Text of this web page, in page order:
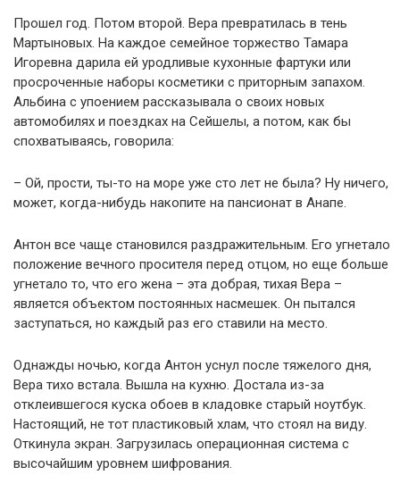
Прошел год. Потом второй. Вера превратилась в тень
Мартыновых. На каждое семейное торжество Тамара
Игоревна дарила ей уродливые кухонные фартуки или
просроченные наборы косметики с приторным запахом.
Альбина с упоением рассказывала о своих новых
автомобилях и поездках на Сейшелы, а потом, как бы
спохватываясь, говорила:
– Ой, прости, ты-то на море уже сто лет не была? Ну ничего,
может, когда-нибудь накопите на пансионат в Анапе.
Антон все чаще становился раздражительным. Его угнетало
положение вечного просителя перед отцом, но еще больше
угнетало то, что его жена – эта добрая, тихая Вера –
является объектом постоянных насмешек. Он пытался
заступаться, но каждый раз его ставили на место.
Однажды ночью, когда Антон уснул после тяжелого дня,
Вера тихо встала. Вышла на кухню. Достала из-за
отклеившегося куска обоев в кладовке старый ноутбук.
Настоящий, не тот пластиковый хлам, что стоял на виду.
Откинула экран. Загрузилась операционная система с
высочайшим уровнем шифрования.